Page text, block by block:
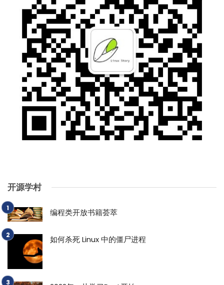
开源学村
编程类开放书籍荟萃
如何杀死 Linux 中的僵尸进程